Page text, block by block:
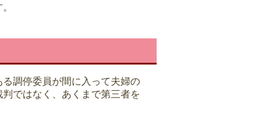
調停委員が間に入って夫婦の
ではなく、あくまで第三者を